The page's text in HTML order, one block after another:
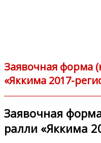
Заявочная форма
«Яккима 2017-
Заявочная
ралли «Яккима